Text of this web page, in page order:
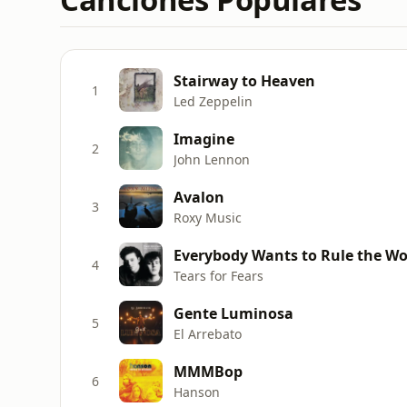
1 Stairway to Heaven
Led Zeppelin
2 Imagine
John Lennon
3 Avalon
Roxy Music
4 Everybody Wants to Rule the
Tears for Fears
5 Gente Luminosa
El Arrebato
6 MMMBop
Hanson